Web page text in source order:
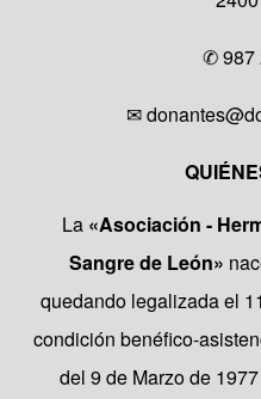
✆987
✉
La «Asociación -
Sangre de León»
quedando legalizada el
condición benéfico-
del 9 de Marzo de